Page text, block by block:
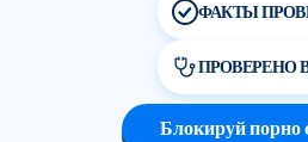
ФАКТЫ
ПРОВЕРЕНО
Блокируй порно